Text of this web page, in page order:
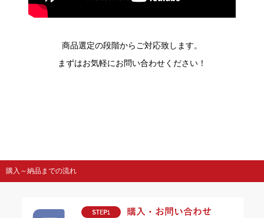
商品選定の段階からご対応致します。
まずはお気軽にお問い合わせください！
購入～納品までの流れ